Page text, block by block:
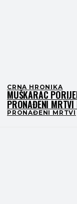
CRNA HRONIKA
MUŠKARAC
PRONAĐENI
PRONAĐENI MRTVI